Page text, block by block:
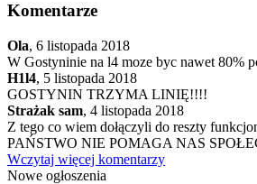
Komentarze
Ola, 6 listopada 2018
W Gostyninie na l4 moze byc nawet 80%
H1l4, 5 listopada 2018
GOSTYNIN TRZYMA LINIĘ!!!!
Strażak sam, 4 listopada 2018
Z tego co wiem dołączyli do reszty
PAŃSTWO NIE POMAGA NAS
Wczytaj więcej komentarzy
Nowe ogłoszenia